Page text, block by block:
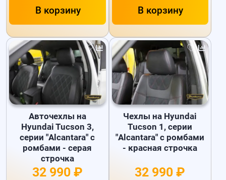
В корзину В корзину
Авточехлы на
Hyundai Tucson 3,
серии "Alcantara" с
ромбами - серая
строчка
32 990 ₽
Чехлы на Hyundai
Tucson 1, серии
"Alcantara" с ромбами
- красная строчка
32 990 ₽